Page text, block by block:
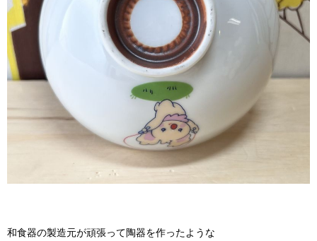
和食器の製造元が頑張って陶器を作ったような